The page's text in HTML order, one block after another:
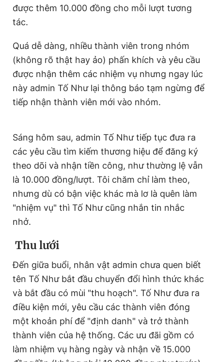
được thêm 10.000 đồng cho mỗi lượt tương
tác.
Quá dễ dàng, nhiều thành viên trong nhóm
(không rõ thật hay ảo) phấn khích và yêu cầu
được nhận thêm các nhiệm vụ nhưng ngay lúc
này admin Tố Như lại thông báo tạm ngừng để
tiếp nhận thành viên mới vào nhóm.
Sáng hôm sau, admin Tố Như tiếp tục đưa ra
các yêu cầu tìm kiếm thương hiệu để đăng ký
theo dõi và nhận tiền công, như thường lệ vẫn
là 10.000 đồng/lượt. Tôi chăm chỉ làm theo,
nhưng dù có bận việc khác mà lơ là quên làm
"nhiệm vụ" thì Tố Như cũng nhắn tin nhắc
nhở.
Thu lưới
Đến giữa buổi, nhân vật admin chưa quen biết
tên Tố Như bắt đầu chuyển đổi hình thức khác
và bắt đầu có mùi "thu hoạch". Tố Như đưa ra
điều kiện mới, yêu cầu các thành viên đóng
một khoản phí để "định danh" và trở thành
thành viên của hệ thống. Các ưu đãi gồm có
làm nhiệm vụ hàng ngày và nhận về 15.000